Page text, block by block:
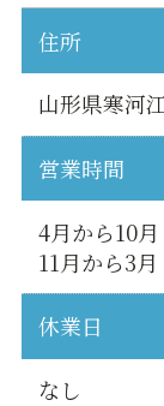
住所
山形県寒河
営業時間
4月から10
11月から3
休業日
なし